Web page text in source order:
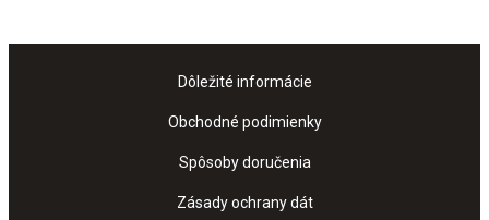
Dôležité informácie
Obchodné podimienky
Spôsoby doručenia
Zásady ochrany dát